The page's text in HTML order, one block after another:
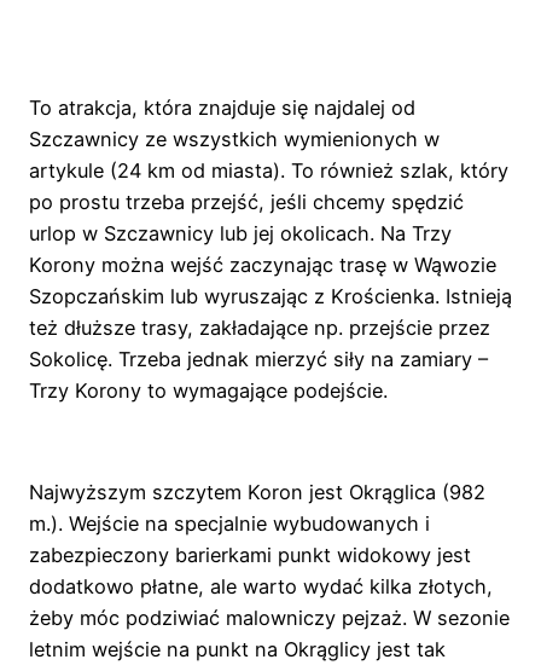
To atrakcja, która znajduje się najdalej od
Szczawnicy ze wszystkich wymienionych w
artykule (24 km od miasta). To również szlak, który
po prostu trzeba przejść, jeśli chcemy spędzić
urlop w Szczawnicy lub jej okolicach. Na Trzy
Korony można wejść zaczynając trasę w Wąwozie
Szopczańskim lub wyruszając z Krościenka. Istnieją
też dłuższe trasy, zakładające np. przejście przez
Sokolicę. Trzeba jednak mierzyć siły na zamiary –
Trzy Korony to wymagające podejście.
Najwyższym szczytem Koron jest Okrąglica (982
m.). Wejście na specjalnie wybudowanych i
zabezpieczony barierkami punkt widokowy jest
dodatkowo płatne, ale warto wydać kilka złotych,
żeby móc podziwiać malowniczy pejzaż. W sezonie
letnim wejście na punkt na Okrąglicy jest tak